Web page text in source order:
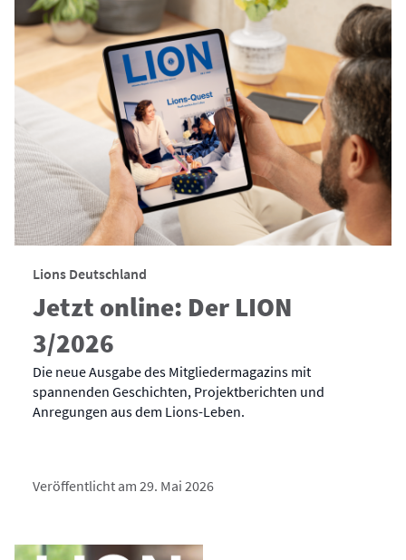
Lions Deutschland
Jetzt online: Der LION
3/2026
Die neue Ausgabe des Mitgliedermagazins mit
spannenden Geschichten, Projektberichten und
Anregungen aus dem Lions-Leben.
Veröffentlicht am 29. Mai 2026